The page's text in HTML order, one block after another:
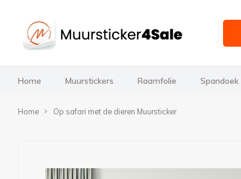
Home Muurstickers Raamfolie Spandoek
Home Op safari met de dieren Muursticker